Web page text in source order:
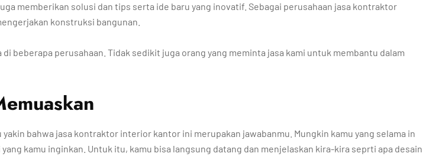
memberikan solusi dan tips serta ide baru yang inovatif. Sebagai perusahaan jasa kontraktor
konstruksi bangunan.
beberapa perusahaan. Tidak sedikit juga orang yang meminta jasa kami untuk membantu dalam
bahwa jasa kontraktor interior kantor ini merupakan jawabanmu. Mungkin kamu yang selama in
kamu inginkan. Untuk itu, kamu bisa langsung datang dan menjelaskan kira-kira seprti apa desain